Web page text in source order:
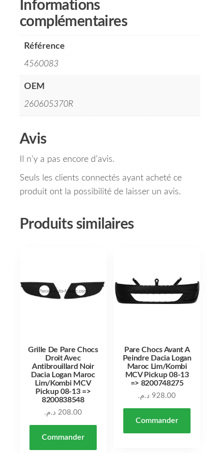
Informations
complémentaires
Référence
4560083
OEM
260605370R
Avis
Il n’y a pas encore d’avis.
Seuls les clients connectés ayant acheté ce
produit ont la possibilité de laisser un avis.
Produits similaires
Grille De Pare Chocs
Droit Avec
Antibrouillard Noir
Dacia Logan Maroc
Lim/Kombi MCV
Pickup 08-13 =>
8200838548
208.00 د.م.
Commander
Pare Chocs Avant A
Peindre Dacia Logan
Maroc Lim/Kombi
MCV Pickup 08-13
=> 8200748275
928.00 د.م.
Commander